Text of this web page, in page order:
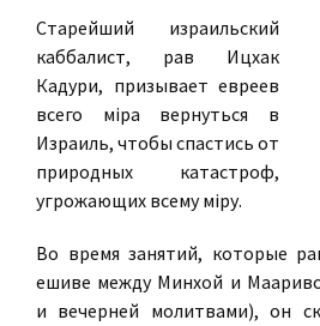
Cтарейший израильский
каббалист, рав Ицхак
Кадури, призывает евреев
всего мiра вернуться в
Израиль, чтобы спастись от
природных катастроф,
угрожающих всему мiру.
Во время занятий, которые
ешиве между Минхой и
и вечерней молитвами), он